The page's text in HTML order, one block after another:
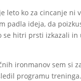
leto ko za cincanje ni
padla ideja, da
hitri prsti izkazali
ironmanov sem si
programu